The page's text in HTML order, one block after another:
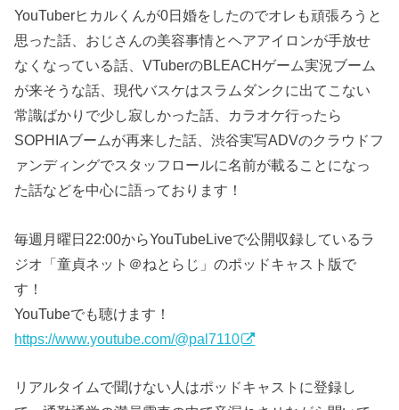
YouTuberヒカルくんが0日婚をしたのでオレも頑張ろうと
思った話、おじさんの美容事情とヘアアイロンが手放せ
なくなっている話、VTuberのBLEACHゲーム実況ブーム
が来そうな話、現代バスケはスラムダンクに出てこない
常識ばかりで少し寂しかった話、カラオケ行ったら
SOPHIAブームが再来した話、渋谷実写ADVのクラウドフ
ァンディングでスタッフロールに名前が載ることになっ
た話などを中心に語っております！
毎週月曜日22:00からYouTubeLiveで公開収録しているラ
ジオ「童貞ネット＠ねとらじ」のポッドキャスト版で
す！
YouTubeでも聴けます！
https://www.youtube.com/@pal7110
リアルタイムで聞けない人はポッドキャストに登録し